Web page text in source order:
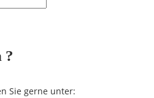
?
Sie gerne unter: